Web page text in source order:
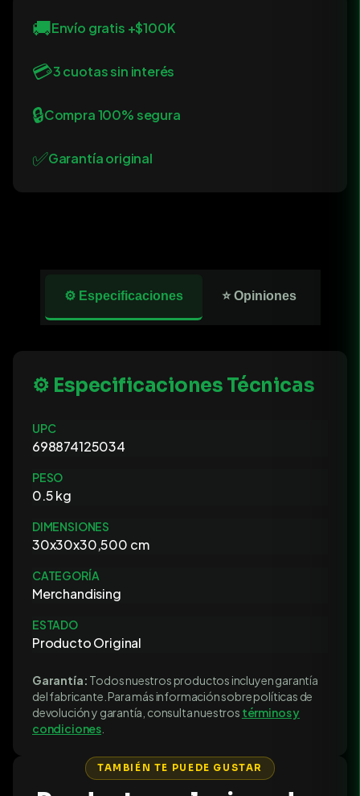
🚚Envío gratis +$100K
💳3 cuotas sin interés
🔒Compra 100% segura
✅Garantía original
⚙️ Especificaciones ⭐ Opiniones
⚙️ Especificaciones Técnicas
UPC
698874125034
PESO
0.5 kg
DIMENSIONES
30x30x30,500 cm
CATEGORÍA
Merchandising
ESTADO
Producto Original
Garantía: Todos nuestros productos incluyen garantía
del fabricante. Para más información sobre políticas de
devolución y garantía, consulta nuestros términos y
condiciones
TAMBIÉN TE PUEDE GUSTAR